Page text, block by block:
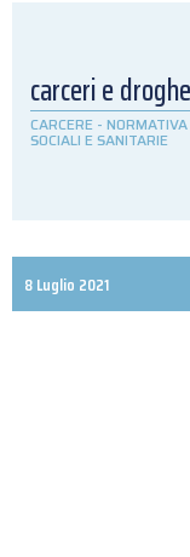
carceri e
CARCERE - NORMATIVA
SOCIALI E SANITARIE
8 Luglio 2021